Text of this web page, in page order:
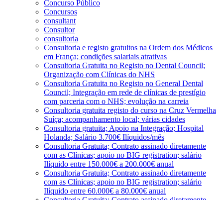
Concurso Público
Concursos
consultant
Consultor
consultoria
Consultoria e registo gratuitos na Ordem dos Médicos
em França; condições salariais atrativas
Consultoria Gratuita no Registo no Dental Council;
Organização com Clínicas do NHS
Consultoria Gratuita no Registo no General Dental
Council; Integração em rede de clínicas de prestígio
com parceria com o NHS; evolução na carreia
Consultoria gratuita registo do curso na Cruz Vermelha
Suíça; acompanhamento local; várias cidades
Consultoria gratuita; Apoio na Integração; Hospital
Holanda; Salário 3.700€ Ilíquidos/mês
Consultoria Gratuita; Contrato assinado diretamente
com as Clínicas; apoio no BIG registration; salário
Ilíquido entre 150.000€ a 200.000€ anual
Consultoria Gratuita; Contrato assinado diretamente
com as Clínicas; apoio no BIG registration; salário
Ilíquido entre 60.000€ a 80.000€ anual